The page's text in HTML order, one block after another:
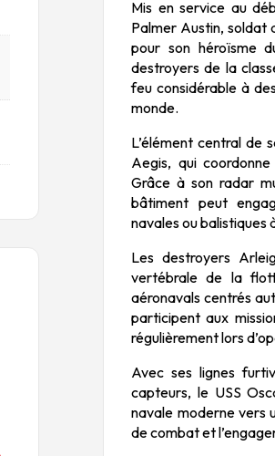
Mis en service au
Palmer Austin, soldat
pour son héroïsme
destroyers de la
feu considérable à
monde.
L’élément central de
Aegis, qui
Grâce à son radar
bâtiment peut
navales ou balistiques
Les destroyers
vertébrale de la
aéronavals centrés
participent aux
régulièrement lors
Avec ses lignes
capteurs, le USS
navale moderne vers
de combat et